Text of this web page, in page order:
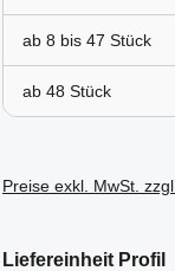
ab 8 bis 47
ab 48
Preise exkl. MwSt.
Liefereinheit Profil